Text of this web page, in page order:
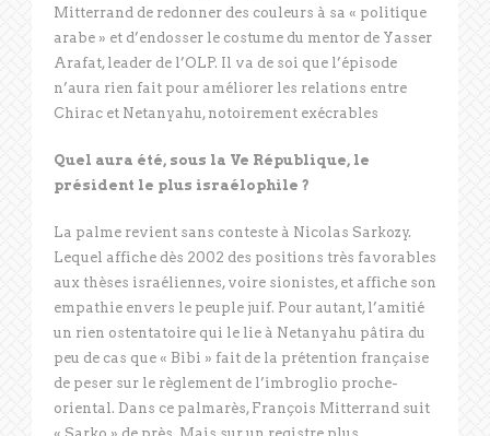
Mitterrand de redonner des couleurs à sa « politique
arabe » et d’endosser le costume du mentor de Yasser
Arafat, leader de l’OLP. Il va de soi que l’épisode
n’aura rien fait pour améliorer les relations entre
Chirac et Netanyahu, notoirement exécrables
Quel aura été, sous la Ve République, le
président le plus israélophile ?
La palme revient sans conteste à Nicolas Sarkozy.
Lequel affiche dès 2002 des positions très favorables
aux thèses israéliennes, voire sionistes, et affiche son
empathie envers le peuple juif. Pour autant, l’amitié
un rien ostentatoire qui le lie à Netanyahu pâtira du
peu de cas que « Bibi » fait de la prétention française
de peser sur le règlement de l’imbroglio proche-
oriental. Dans ce palmarès, François Mitterrand suit